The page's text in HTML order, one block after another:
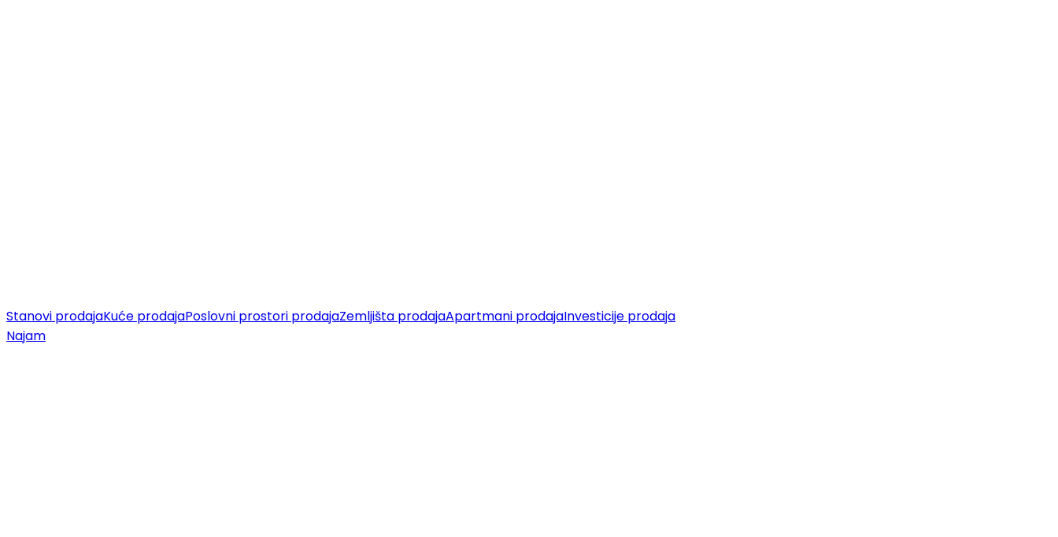
Stanovi prodajaKuće prodajaPoslovni prostori prodajaZemljišta prodajaApartmani prodajaInvesticije prodaja
Najam